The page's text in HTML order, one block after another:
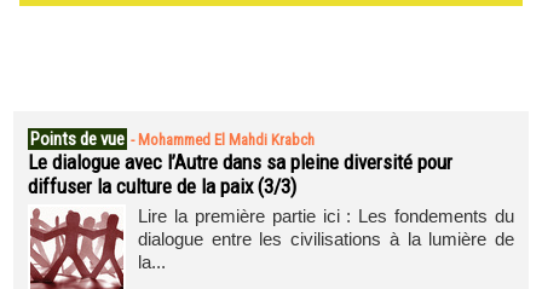
Points de vue - Mohammed El Mahdi Krabch
Le dialogue avec l’Autre dans sa pleine diversité pour
diffuser la culture de la paix (3/3)
Lire la première partie ici : Les fondements du
dialogue entre les civilisations à la lumière de
la...